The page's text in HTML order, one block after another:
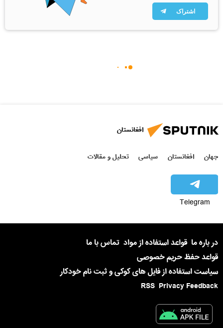
اشتراک
افغانستان
جهان افغانستان سیاسی تحلیل و مقالات
Telegram
در باره ما قواعد استفاده از مواد تماس با ما
قواعد حفظ حریم خصوصی
سیاست استفاده از فایل های کوکی و ثبت نام خودکار
Privacy Feedback
RSS